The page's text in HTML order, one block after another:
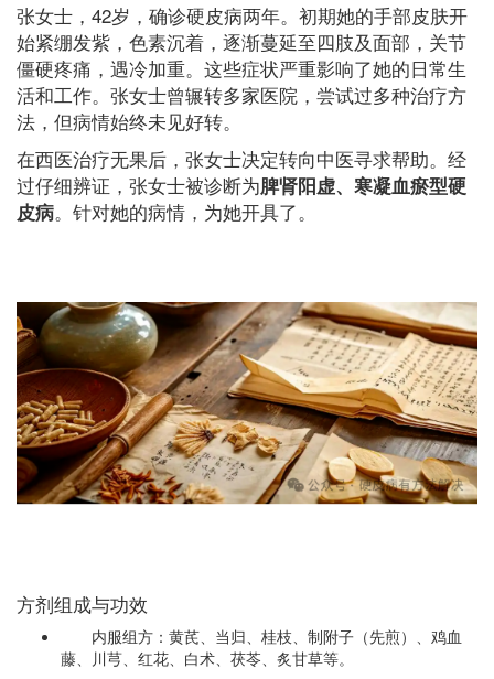
张女士，42岁，确诊硬皮病两年。初期她的手部皮肤开
始紧绷发紫，色素沉着，逐渐蔓延至四肢及面部，关节
僵硬疼痛，遇冷加重。这些症状严重影响了她的日常生
活和工作。张女士曾辗转多家医院，尝试过多种治疗方
法，但病情始终未见好转。
在西医治疗无果后，张女士决定转向中医寻求帮助。经
过仔细辨证，张女士被诊断为脾肾阳虚、寒凝血瘀型硬
皮病。针对她的病情，为她开具了。
方剂组成与功效
内服组方：黄芪、当归、桂枝、制附子（先煎）、鸡血
藤、川芎、红花、白术、茯苓、炙甘草等。